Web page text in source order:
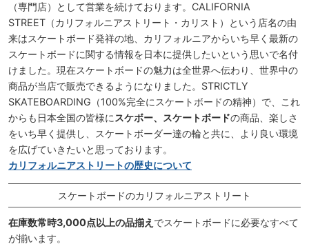
（専門店）として営業を続けております。CALIFORNIA
STREET（カリフォルニアストリート・カリスト）という店名の由
来はスケートボード発祥の地、カリフォルニアからいち早く最新の
スケートボードに関する情報を日本に提供したいという思いで名付
けました。現在スケートボードの魅力は全世界へ伝わり、世界中の
商品が当店で販売できるようになりました。STRICTLY
SKATEBOARDING（100%完全にスケートボードの精神）で、これ
からも日本全国の皆様に スケボー、スケートボードの商品、楽しさ
をいち早く提供し、スケートボーダー達の輪と共に、より良い環境
を広げていきたいと思っております。
カリフォルニアストリートの歴史について
スケートボードのカリフォルニアストリート
在庫数常時3,000点以上の品揃え でスケートボードに必要なすべて
が揃います。